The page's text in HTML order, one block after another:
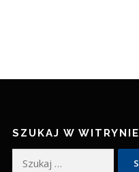
SZUKAJ W WITRYNIE